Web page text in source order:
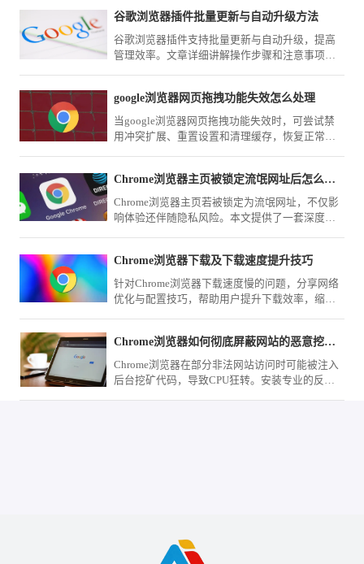
谷歌浏览器插件批量更新与自动升级方法
谷歌浏览器插件支持批量更新与自动升级，提高
管理效率。文章详细讲解操作步骤和注意事项，
google浏览器网页拖拽功能失效怎么处理
当google浏览器网页拖拽功能失效时，可尝试禁
用冲突扩展、重置设置和清理缓存，恢复正常交
Chrome浏览器主页被锁定流氓网址后怎么通过注册表彻底修复
Chrome浏览器主页若被锁定为流氓网址，不仅影
响体验还伴随隐私风险。本文提供了一套深度清
Chrome浏览器下载及下载速度提升技巧
针对Chrome浏览器下载速度慢的问题，分享网络
优化与配置技巧，帮助用户提升下载效率，缩短
Chrome浏览器如何彻底屏蔽网站的恶意挖矿脚本
Chrome浏览器在部分非法网站访问时可能被注入
后台挖矿代码，导致CPU狂转。安装专业的反挖